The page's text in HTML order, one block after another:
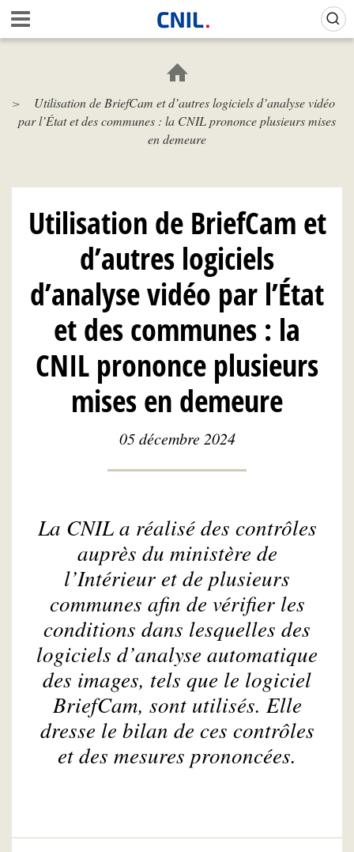
Aller
au
contenu
c
i
l
I
L
Utilisation de BriefCam et d’autres logiciels d’analyse vidéo
par l’État et des communes : la CNIL prononce plusieurs mises
en demeure
Utilisation de BriefCam et
d’autres logiciels
d’analyse vidéo par l’État
et des communes : la
CNIL prononce plusieurs
mises en demeure
05 décembre 2024
La CNIL a réalisé des contrôles
auprès du ministère de
l’Intérieur et de plusieurs
communes afin de vérifier les
conditions dans lesquelles des
logiciels d’analyse automatique
des images, tels que le logiciel
BriefCam, sont utilisés. Elle
dresse le bilan de ces contrôles
et des mesures prononcées.
Gestion de vos préférences sur les cookies (témoins de connexion)